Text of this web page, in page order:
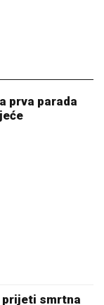
prva parada
prijeti smrtna